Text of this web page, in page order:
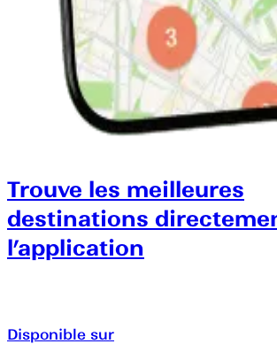
Trouve les meilleures
destinations
l’application
Disponible sur